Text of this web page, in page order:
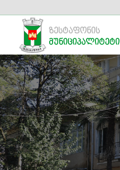
ზესტაფონის
მუნიციპალიტეტი